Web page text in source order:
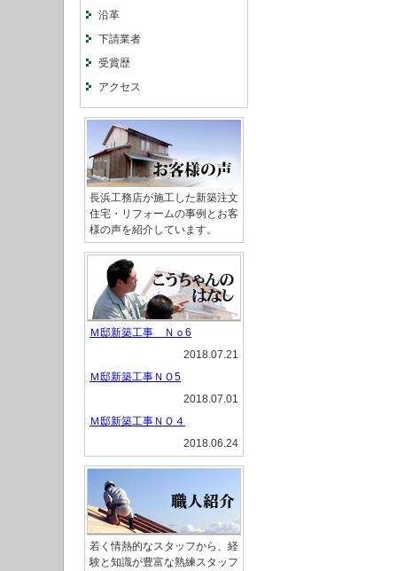
沿革
下請業者
受賞歴
アクセス
長浜工務店が施工した新築注文
住宅・リフォームの事例とお客
様の声を紹介しています。
Ｍ邸新築工事 Ｎｏ6
2018.07.21
Ｍ邸新築工事ＮＯ5
2018.07.01
Ｍ邸新築工事ＮＯ４
2018.06.24
若く情熱的なスタッフから、経
験と知識が豊富な熟練スタッフ